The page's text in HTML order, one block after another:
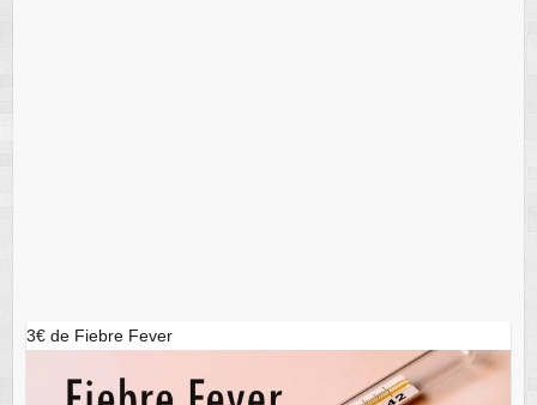
3€ de Fiebre Fever